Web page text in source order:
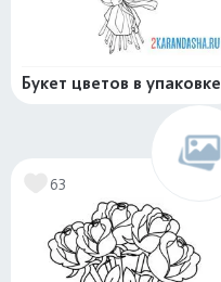
Букет цветов в упаковке
63